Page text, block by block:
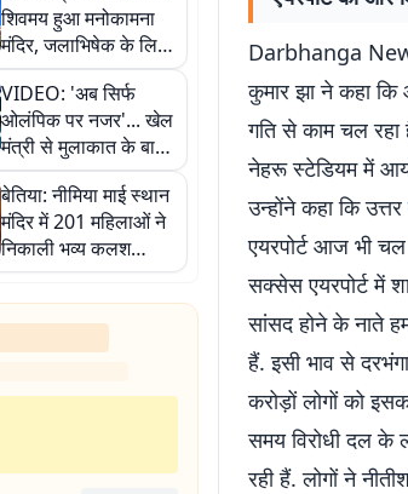
शिवमय हुआ मनोकामना
मंदिर, जलाभिषेक के लिए
लगी लंबी कतारें
VIDEO: 'अब सिर्फ
ओलंपिक पर नजर'... खेल
मंत्री से मुलाकात के बाद
जैसमीन लंबोरिया का बड़ा
बयान
बेतिया: नीमिया माई स्थान
मंदिर में 201 महिलाओं ने
निकाली भव्य कलश
शोभायात्रा, शिवलिंग
प्राण-प्रतिष्ठा महोत्सव
शुरू
Darbhanga
कुमार झा ने कहा कि
गति से काम चल रहा
नेहरू स्टेडियम में
उन्होंने कहा कि
एयरपोर्ट आज भी
सक्सेस एयरपोर्ट में
सांसद होने के नाते
हैं. इसी भाव से
करोड़ों लोगों को
समय विरोधी दल के
रही हैं. लोगों ने